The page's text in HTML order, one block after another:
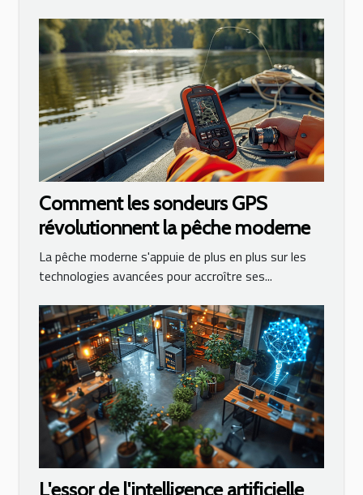
Comment les sondeurs GPS
révolutionnent la pêche moderne
La pêche moderne s'appuie de plus en plus sur les
technologies avancées pour accroître ses...
L'essor de l'intelligence artificielle